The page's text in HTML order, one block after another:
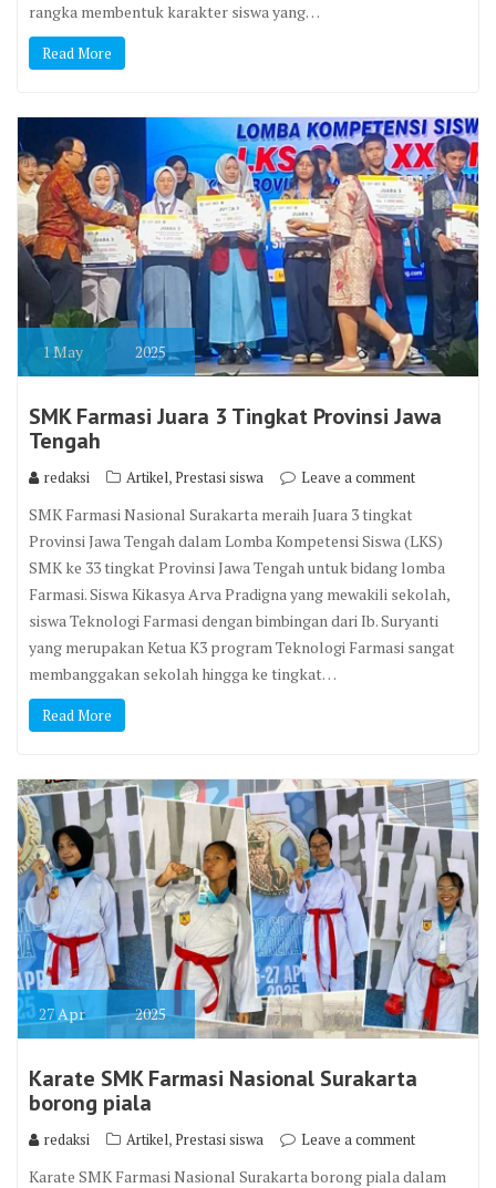
rangka membentuk karakter siswa yang…
Read More
1May 2025
SMK Farmasi Juara 3 Tingkat Provinsi Jawa
Tengah
redaksi Artikel,Prestasi siswa Leave a comment
SMK Farmasi Nasional Surakarta meraih Juara 3 tingkat
Provinsi Jawa Tengah dalam Lomba Kompetensi Siswa (LKS)
SMK ke 33 tingkat Provinsi Jawa Tengah untuk bidang lomba
Farmasi. Siswa Kikasya Arva Pradigna yang mewakili sekolah,
siswa Teknologi Farmasi dengan bimbingan dari Ib. Suryanti
yang merupakan Ketua K3 program Teknologi Farmasi sangat
membanggakan sekolah hingga ke tingkat…
Read More
27Apr 2025
Karate SMK Farmasi Nasional Surakarta
borong piala
redaksi Artikel,Prestasi siswa Leave a comment
Karate SMK Farmasi Nasional Surakarta borong piala dalam